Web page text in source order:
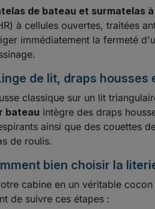
de bateau et surmatelas
à cellules ouvertes, traitées
immédiatement la fermeté
de lit, draps
classique sur un lit
bateau intègre des draps
ainsi que des couettes
de roulis.
bien choisir la
cabine en un véritable
de suivre ces étapes :